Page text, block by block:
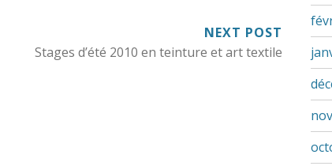
NEXT POST
Stages d’été 2010 en teinture et art textile